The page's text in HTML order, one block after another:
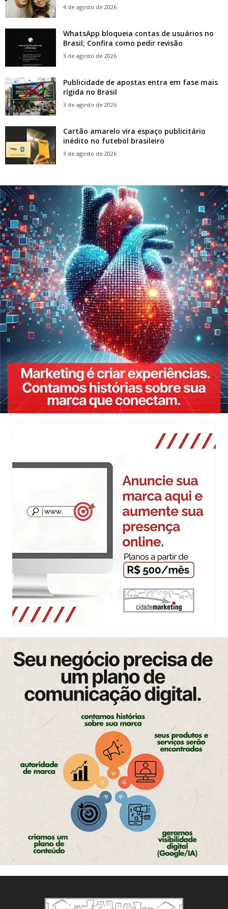
4 de agosto de 2026
WhatsApp bloqueia contas de usuários no
Brasil; Confira como pedir revisão
3 de agosto de 2026
Publicidade de apostas entra em fase mais
rígida no Brasil
3 de agosto de 2026
Cartão amarelo vira espaço publicitário
inédito no futebol brasileiro
3 de agosto de 2026